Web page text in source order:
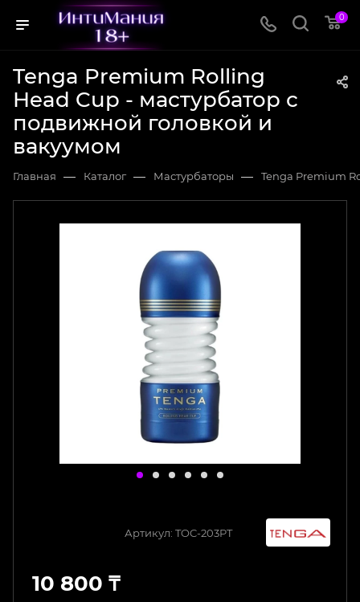
0
Tenga Premium Rolling
Head Cup - мастурбатор с
подвижной головкой и
вакуумом
Главная — Каталог — Мастурбаторы — Tenga Premium
Артикул: TOC-203PT
10 800 ₸